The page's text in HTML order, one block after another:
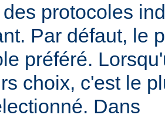
protocoles
Par défaut, le
préféré.
choix, c'est le
Dans